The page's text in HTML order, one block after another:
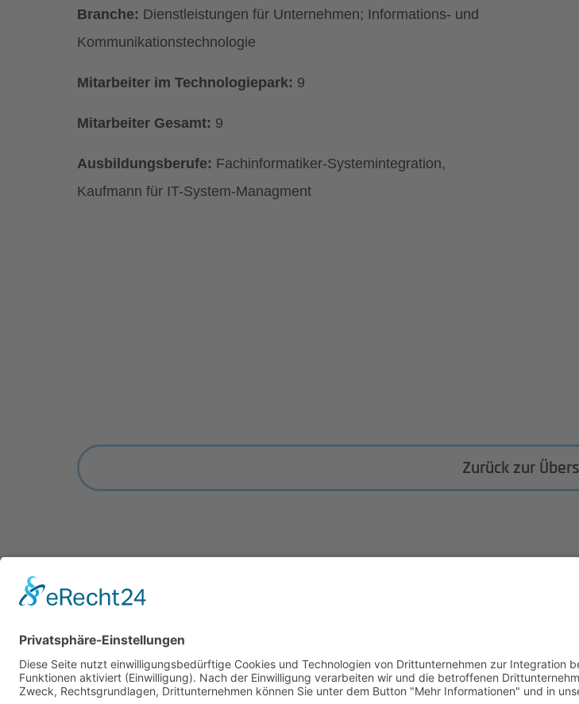
Branche: Dienstleistungen für Unternehmen; Informations- und
Kommunikationstechnologie
Mitarbeiter im Technologiepark: 9
Mitarbeiter Gesamt: 9
Ausbildungsberufe: Fachinformatiker-Systemintegration,
Kaufmann für IT-System-Managment
Zurück zur